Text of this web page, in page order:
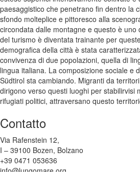
paesaggistico che penetrano fin dentro la
sfondo molteplice e pittoresco alla
circondata dalle montagne e questo è uno
del turismo è diventata trainante per
demografica della città è stata
convivenza di due popolazioni, quella di
lingua italiana. La composizione sociale e
Südtirol sta cambiando. Migranti da
dirigono verso questi luoghi per stabilirvisi
rifugiati politici, attraversano questo
Contatto
Via Rafenstein 12,
I – 39100 Bozen, Bolzano
+39 0471 053636